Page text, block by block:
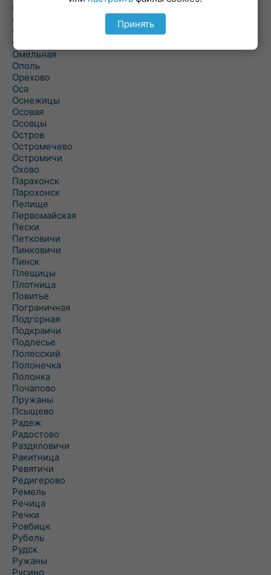
Олтуш
Ольманы
Ольпень
Ольшаны
Омельная
Ополь
Орехово
Оса
Оснежицы
Осовая
Осовцы
Остров
Остромечево
Остромичи
Охово
Парахонск
Парохонск
Пелище
Первомайская
Пески
Петковичи
Пинковичи
Пинск
Плещицы
Плотница
Повитье
Пограничная
Подгорная
Подкраичи
Подлесье
Полесский
Полонечка
Полонка
Почапово
Пружаны
Псыщево
Радеж
Радостово
Раздяловичи
Ракитница
Ревятичи
Редигерово
Ремель
Речица
Речки
Ровбицк
Рубель
Рудск
Ружаны
Русино
Принять